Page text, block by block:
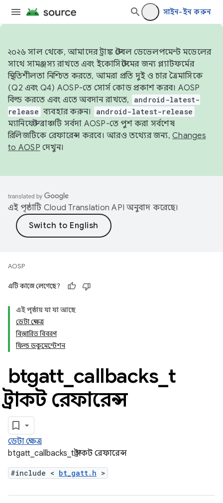
সাইন-ইন করুন
২০২৬ সাল থেকে, আমাদের ট্রাঙ্ক স্টেবল ডেভেলপমেন্ট মডেলের
সাথে সামঞ্জস্য রাখতে এবং ইকোসিস্টেমের জন্য প্ল্যাটফর্মের
স্থিতিশীলতা নিশ্চিত করতে, আমরা প্রতি দুই ও চার ত্রৈমাসিকে
(Q2 এবং Q4) AOSP-তে সোর্স কোড প্রকাশ করব। AOSP
বিল্ড করতে এবং এতে অবদান রাখতে,
android-latest-
release ব্যবহার করুন। android-latest-release
ম্যানিফেস্ট ব্রাঞ্চটি সর্বদা AOSP-তে পুশ করা সর্বশেষ
রিলিজটিকে রেফারেন্স করবে। আরও তথ্যের জন্য, Changes
to AOSP দেখুন।
এই পৃষ্ঠাটি Cloud Translation API অনুবাদ করেছে।
AOSP
এটি কাজে লেগেছে?
এই পৃষ্ঠায় যা যা আছে
ডেটা ক্ষেত্র
বিস্তারিত বিবরণ
ফিল্ড ডকুমেন্টেশন
btgatt callbacks t
স্ট্রাকট রেফারেন্স
ডেটা ক্ষেত্র
btgatt_callbacks_t স্ট্রাকট রেফারেন্স
#include < bt_gatt.h >